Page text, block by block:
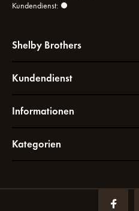
Kundendienst:
Shelby Brothers
Kundendienst
Informationen
Kategorien